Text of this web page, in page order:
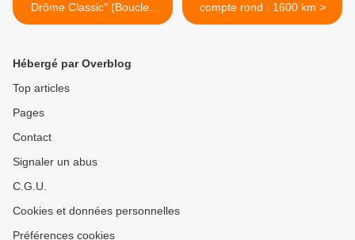
Drôme Classic" (Boucles
Drôme-Ardèche)
compte rond : 1600 km >
Hébergé par Overblog
Top articles
Pages
Contact
Signaler un abus
C.G.U.
Cookies et données personnelles
Préférences cookies